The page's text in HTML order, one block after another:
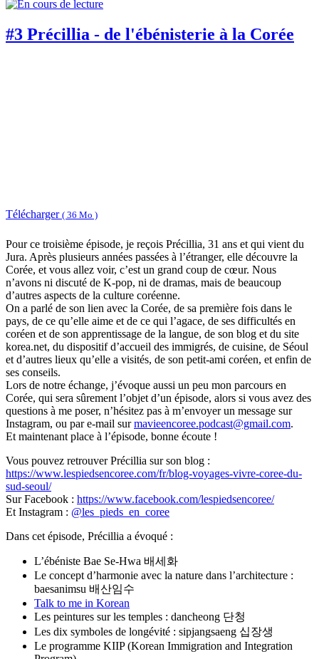
#3 Précillia - de l'ébénisterie à la Corée
Télécharger ( 36 Mo )
Pour ce troisième épisode, je reçois Précillia, 31 ans et qui vient du
Jura. Après plusieurs années passées à l’étranger, elle découvre la
Corée, et vous allez voir, c’est un grand coup de cœur. Nous
n’avons ni discuté de K-pop, ni de dramas, mais de beaucoup
d’autres aspects de la culture coréenne.
On a parlé de son lien avec la Corée, de sa première fois dans le
pays, de ce qu’elle aime et de ce qui l’agace, de ses difficultés en
coréen et de son apprentissage de la langue, de son blog et du site
korea.net, du dispositif d’accueil des immigrés, de cuisine, de Séoul
et d’autres lieux qu’elle a visités, de son petit-ami coréen, et enfin de
ses conseils.
Lors de notre échange, j’évoque aussi un peu mon parcours en
Corée, qui sera sûrement l’objet d’un épisode, alors si vous avez des
questions à me poser, n’hésitez pas à m’envoyer un message sur
Instagram, ou par e-mail surmavieencoree.podcast@gmail.com.
Et maintenant place à l’épisode, bonne écoute !
Vous pouvez retrouver Précillia sur son blog :
https://www.lespiedsencoree.com/fr/blog-voyages-vivre-coree-du-
sud-seoul/
Sur Facebook : https://www.facebook.com/lespiedsencoree/
Et Instagram : @les_pieds_en_coree
Dans cet épisode, Précillia a évoqué :
L’ébéniste Bae Se-Hwa 배세화
Le concept d’harmonie avec la nature dans l’architecture :
baesanimsu 배산임수
Talk to me in Korean
Les peintures sur les temples : dancheong 단청
Les dix symboles de longévité : sipjangsaeng 십장생
Le programme KIIP (Korean Immigration and Integration